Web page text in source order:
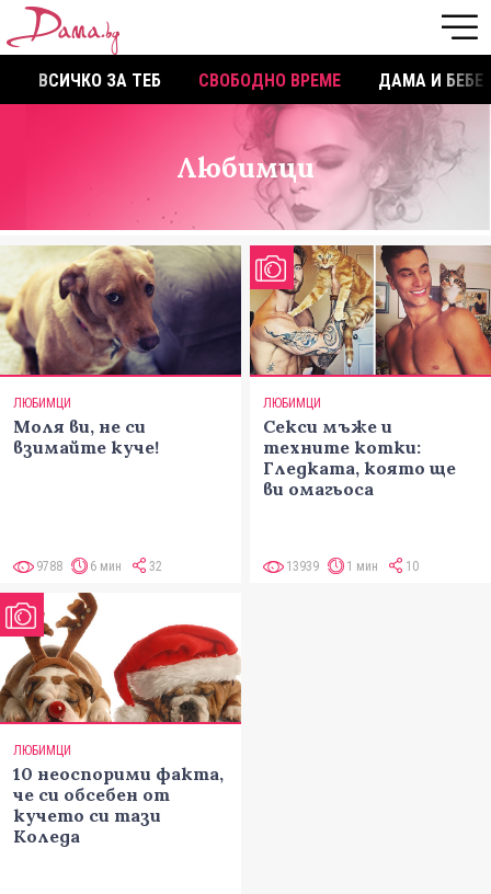
ВСИЧКО ЗА ТЕБ СВОБОДНО ВРЕМЕ ДАМА И БЕБЕ
Любимци
ЛЮБИМЦИ
Моля ви, не си
взимайте куче!
9788 6 мин 32
ЛЮБИМЦИ
Секси мъже и
техните котки:
Гледката, която ще
ви омагьоса
13939 1 мин 10
ЛЮБИМЦИ
10 неоспорими факта,
че си обсебен от
кучето си тази
Коледа